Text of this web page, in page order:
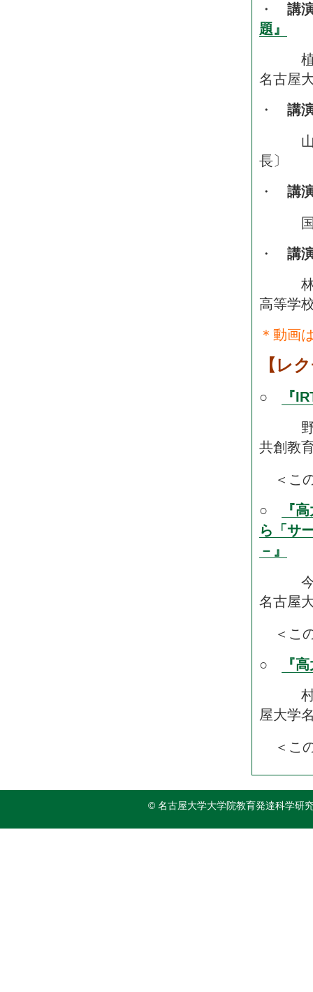
・ 講
題』
植田
名古屋
・ 講
山田
長〕
・ 講
国枝
・ 講
林 萬
高等学
＊動画
【レ
○
『
野口
共創教
＜こ
○
『
ら「サ
－』
今津
名古屋
＜こ
○
『
村上
屋大学
＜こ
© 名古屋大学大学院教育発達科学研